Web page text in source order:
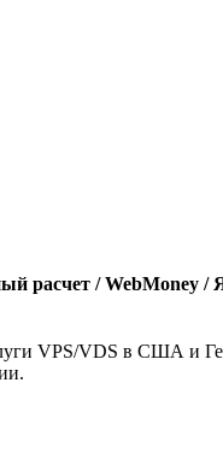
расчет / WebMoney /
VPS/VDS в США и